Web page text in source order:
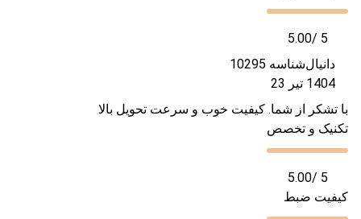
5.00/ 5
دانیالشناسه 10295
1404 تیر 23
با تشکر از شما. کیفیت خوب و سرعت تحویل بالا
تکنیک و تخصص
5.00/ 5
کیفیت ضبط